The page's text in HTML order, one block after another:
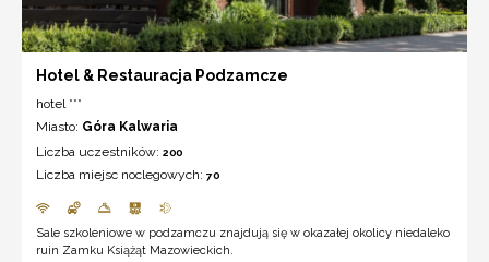
Hotel & Restauracja Podzamcze
hotel ***
Miasto: Góra Kalwaria
Liczba uczestników: 200
Liczba miejsc noclegowych: 70
Sale szkoleniowe w podzamczu znajdują się w okazałej okolicy niedaleko
ruin Zamku Książąt Mazowieckich.